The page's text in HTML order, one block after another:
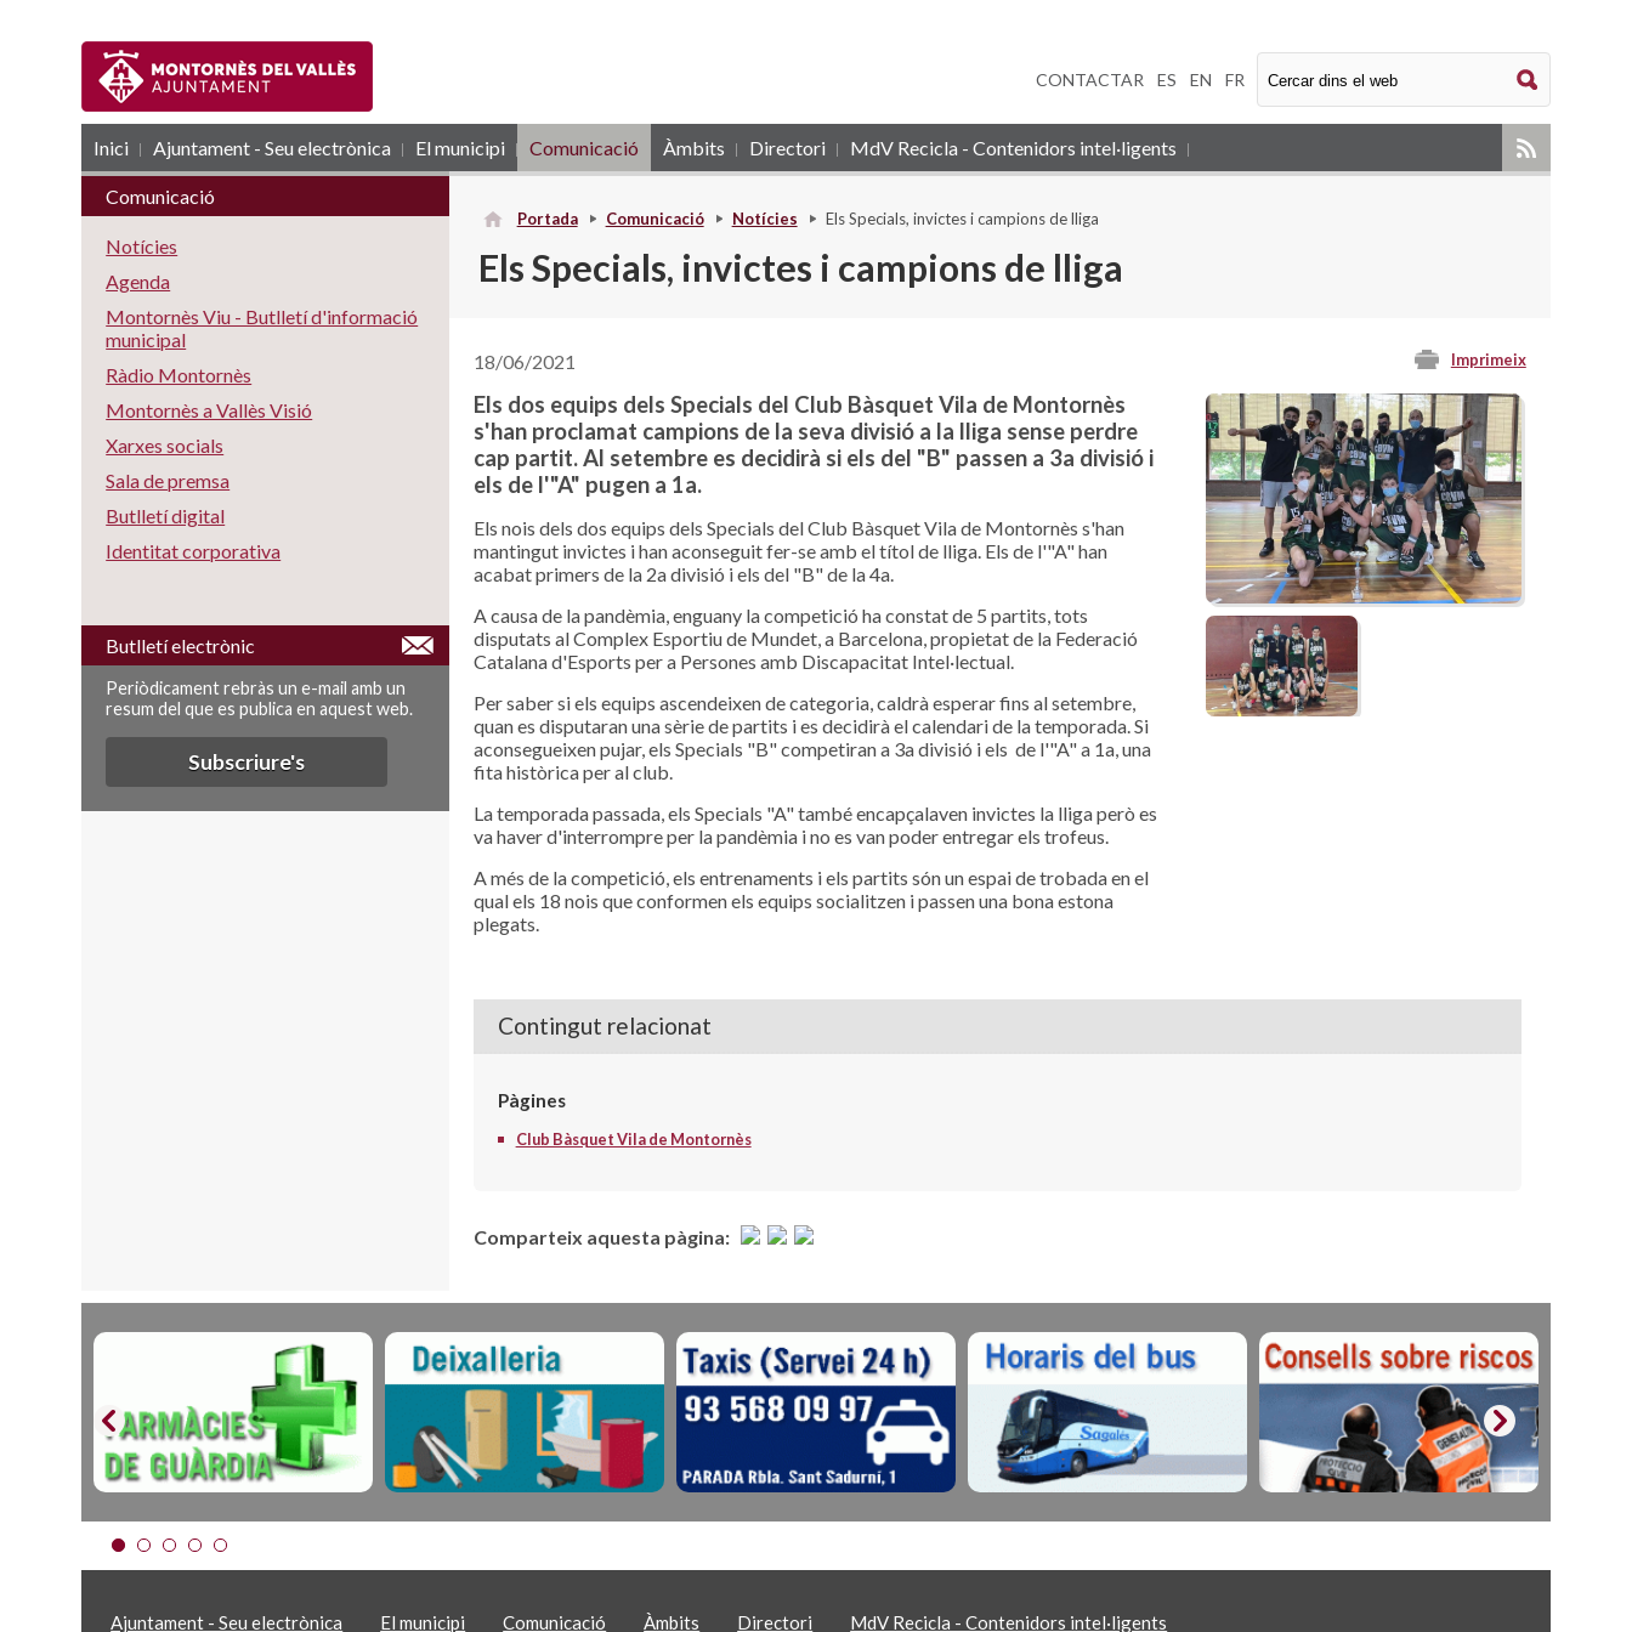
CONTACTAR ES EN FR
Inici Ajuntament - Seu electrònica El municipi Comunicació Àmbits Directori MdV Recicla - Contenidors intel·ligents
RSS
Portada Comunicació Notícies Els Specials, invictes i campions de lliga
Els Specials, invictes i campions de lliga
Imprimeix
18/06/2021
Els dos equips dels Specials del Club Bàsquet Vila de Montornès
s'han proclamat campions de la seva divisió a la lliga sense perdre
cap partit. Al setembre es decidirà si els del "B" passen a 3a divisió i
els de l'"A" pugen a 1a.
Els nois dels dos equips dels Specials del Club Bàsquet Vila de Montornès s'han
mantingut invictes i han aconseguit fer-se amb el títol de lliga. Els de l'"A" han
acabat primers de la 2a divisió i els del "B" de la 4a.
A causa de la pandèmia, enguany la competició ha constat de 5 partits, tots
disputats al Complex Esportiu de Mundet, a Barcelona, propietat de la Federació
Catalana d'Esports per a Persones amb Discapacitat Intel·lectual.
Per saber si els equips ascendeixen de categoria, caldrà esperar fins al setembre,
quan es disputaran una sèrie de partits i es decidirà el calendari de la temporada. Si
aconsegueixen pujar, els Specials "B" competiran a 3a divisió i els de l'"A" a 1a, una
fita històrica per al club.
La temporada passada, els Specials "A" també encapçalaven invictes la lliga però es
va haver d'interrompre per la pandèmia i no es van poder entregar els trofeus.
A més de la competició, els entrenaments i els partits són un espai de trobada en el
qual els 18 nois que conformen els equips socialitzen i passen una bona estona
plegats.
Contingut relacionat
Pàgines
Club Bàsquet Vila de Montornès
Comparteix aquesta pàgina:
Comunicació
Notícies
Agenda
Montornès Viu - Butlletí d'informació
municipal
Ràdio Montornès
Montornès a Vallès Visió
Xarxes socials
Sala de premsa
Butlletí digital
Identitat corporativa
Butlletí electrònic
Periòdicament rebràs un e-mail amb un
resum del que es publica en aquest web.
Subscriure's
Ajuntament - Seu electrònica El municipi Comunicació Àmbits Directori MdV Recicla - Contenidors intel·ligents